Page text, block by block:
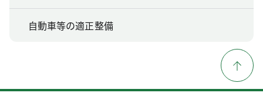
自動車等の適正整備